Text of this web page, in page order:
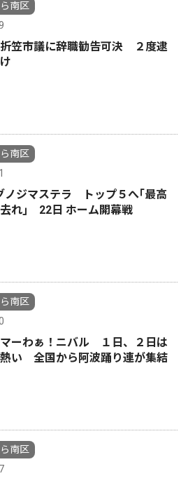
南区
笠市議に辞職勧告可決 ２度逮
南区
ノジマステラ トップ５へ｢最高
れ｣ 22日 ホーム開幕戦
南区
ーわぁ！ニバル １日、２日は
い 全国から阿波踊り連が集結
南区